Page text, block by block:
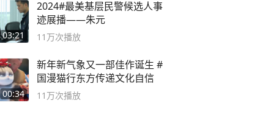
03:21
2024#最美基层民警候选人事
迹展播——朱元
11万次播放
00:34
新年新气象又一部佳作诞生 #
国漫猫行东方传递文化自信
11万次播放